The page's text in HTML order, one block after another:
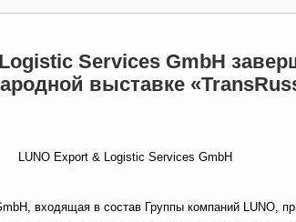
Services GmbH
выставке
LUNO Export & Logistic Services GmbH
входящая в состав Группы компаний LUNO,